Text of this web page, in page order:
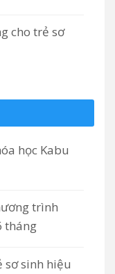
cho trẻ sơ
học Kabu
trình
tháng
sơ sinh hiệu